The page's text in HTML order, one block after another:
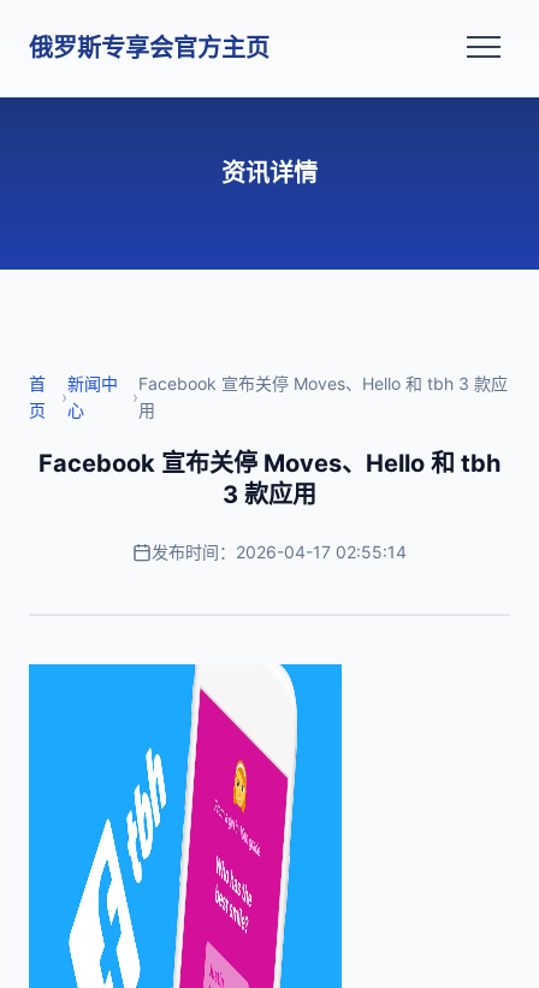
俄罗斯专享会官方主页
资讯详情
首
页
›
新闻中
心
›
Facebook 宣布关停 Moves、Hello 和 tbh 3 款应
用
Facebook 宣布关停 Moves、Hello 和 tbh
3 款应用
发布时间：2026-04-17 02:55:14